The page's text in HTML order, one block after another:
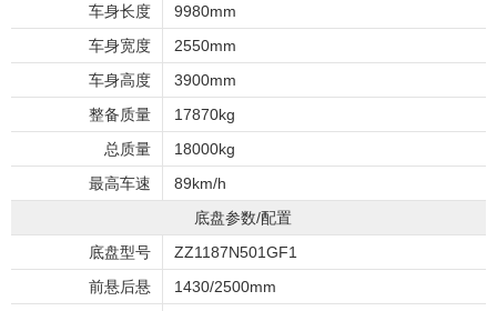
车身长度
9980mm
车身宽度
2550mm
车身高度
3900mm
整备质量
17870kg
总质量
18000kg
最高车速
89km/h
底盘参数/配置
底盘型号
ZZ1187N501GF1
前悬后悬
1430/2500mm